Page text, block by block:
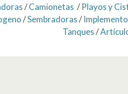
/Camionetas /Playos y
/Sembradoras/
Tanques/